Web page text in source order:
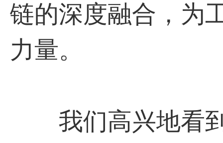
链的深度融合，为
力量。
我们高兴地看到